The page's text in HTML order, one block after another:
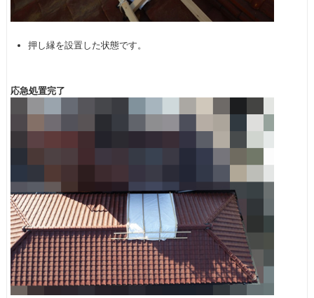
押し縁を設置した状態です。
応急処置完了